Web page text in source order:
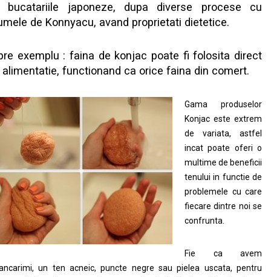
bucatariile japoneze, dupa diverse procese cu
de Konnyacu, avand proprietati dietetice.
exemplu : faina de konjac poate fi folosita direct
alimentatie, functionand ca orice faina din comert.
Gama produselor
Konjac este extrem
de variata, astfel
incat poate oferi o
multime de beneficii
tenului in functie de
problemele cu care
fiecare dintre noi se
confrunta.
Fie ca avem
un ten acneic, puncte negre sau pielea uscata, pentru